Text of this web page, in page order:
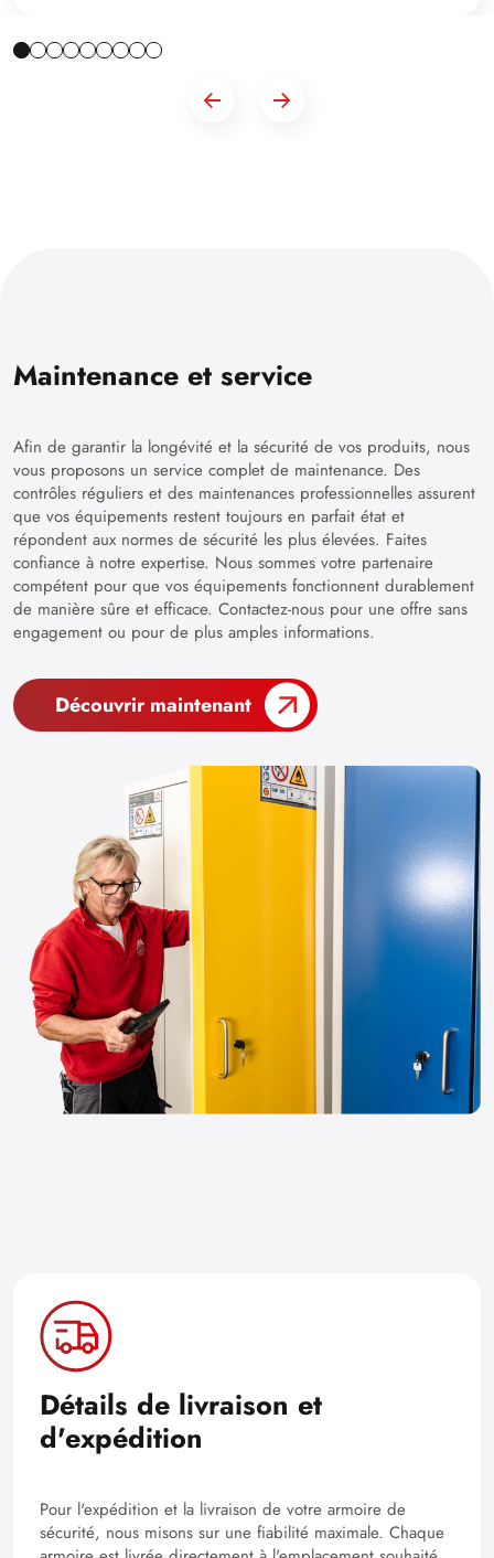
Maintenance et service
Afin de garantir la longévité et la sécurité de vos produits, nous
vous proposons un service complet de maintenance. Des
contrôles réguliers et des maintenances professionnelles assurent
que vos équipements restent toujours en parfait état et
répondent aux normes de sécurité les plus élevées. Faites
confiance à notre expertise. Nous sommes votre partenaire
compétent pour que vos équipements fonctionnent durablement
de manière sûre et efficace. Contactez-nous pour une offre sans
engagement ou pour de plus amples informations.
Découvrir maintenant
Détails de livraison et
d'expédition
Pour l'expédition et la livraison de votre armoire de
sécurité, nous misons sur une fiabilité maximale. Chaque